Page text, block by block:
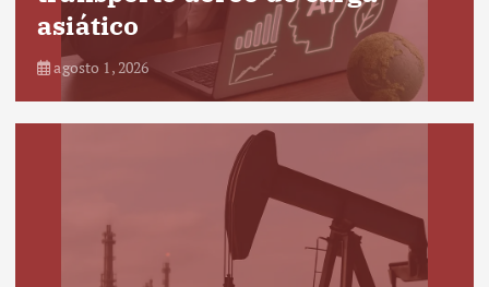
asiático
agosto 1, 2026